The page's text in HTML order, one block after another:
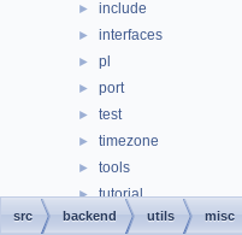
► include
► interfaces
► pl
► port
► test
► timezone
► tools
► tutorial
► Globals
src backend utils misc